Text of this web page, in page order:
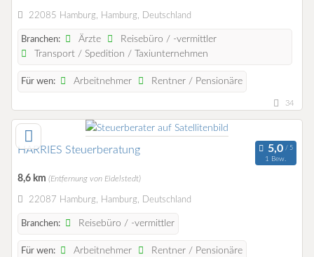
22085 Hamburg, Hamburg, Deutschland
Branchen: Ärzte
Reisebüro / -vermittler
Transport / Spedition / Taxiunternehmen
Für wen: Arbeitnehmer Rentner / Pensionäre
34
HARRIES Steuerberatung
1 Bew.
8,6 km (Entfernung von Eidelstedt)
22087 Hamburg, Hamburg, Deutschland
Branchen: Reisebüro / -vermittler
Für wen: Arbeitnehmer Rentner / Pensionäre